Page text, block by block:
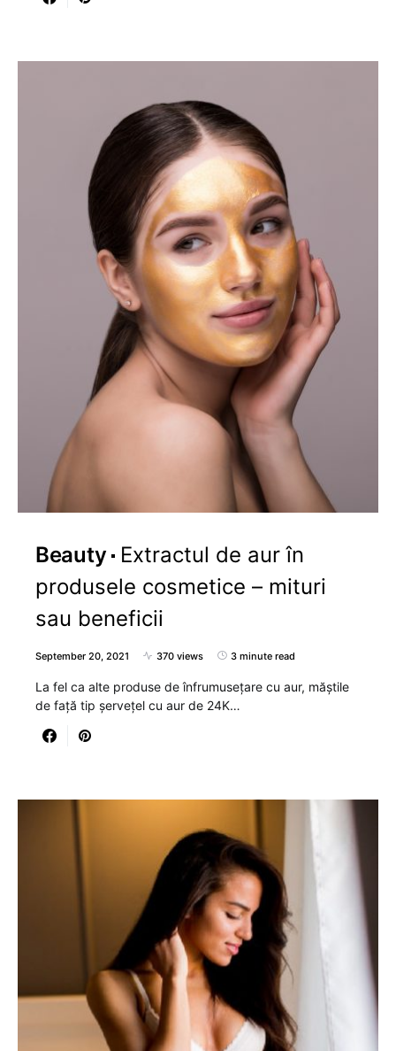
Beauty
Extractul de aur în
produsele cosmetice – mituri
sau beneficii
September 20, 2021 370 views 3 minute read
La fel ca alte produse de înfrumusețare cu aur, măștile
de față tip șervețel cu aur de 24K…